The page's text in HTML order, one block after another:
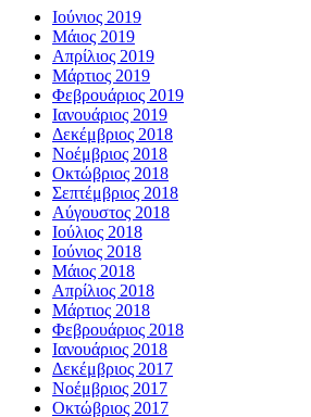
Ιούνιος 2019
Μάιος 2019
Απρίλιος 2019
Μάρτιος 2019
Φεβρουάριος 2019
Ιανουάριος 2019
Δεκέμβριος 2018
Νοέμβριος 2018
Οκτώβριος 2018
Σεπτέμβριος 2018
Αύγουστος 2018
Ιούλιος 2018
Ιούνιος 2018
Μάιος 2018
Απρίλιος 2018
Μάρτιος 2018
Φεβρουάριος 2018
Ιανουάριος 2018
Δεκέμβριος 2017
Νοέμβριος 2017
Οκτώβριος 2017